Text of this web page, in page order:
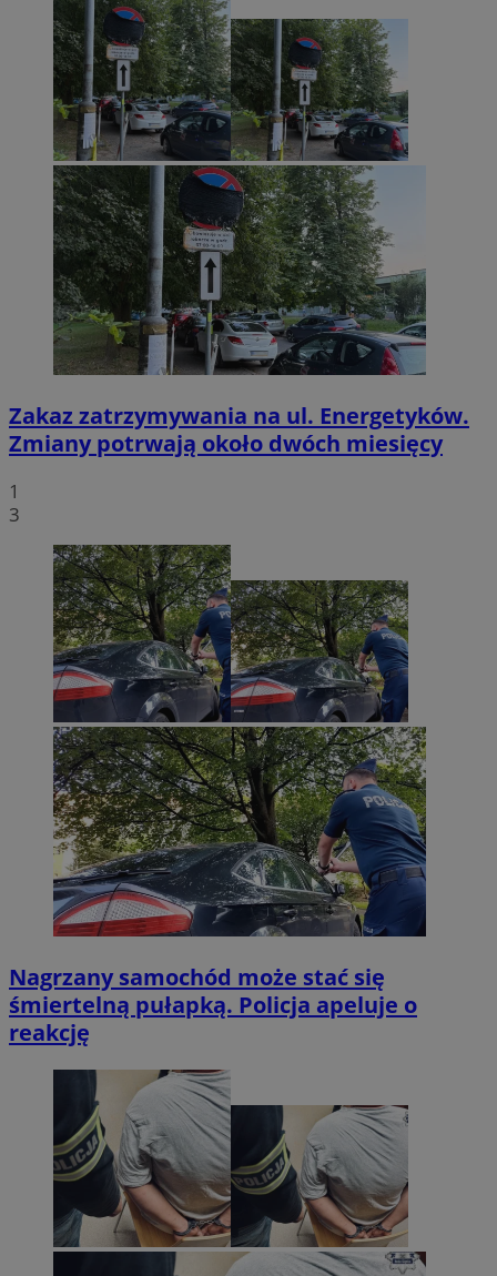
Zakaz zatrzymywania na ul. Energetyków.
Zmiany potrwają około dwóch miesięcy
1
3
Nagrzany samochód może stać się
śmiertelną pułapką. Policja apeluje o
reakcję